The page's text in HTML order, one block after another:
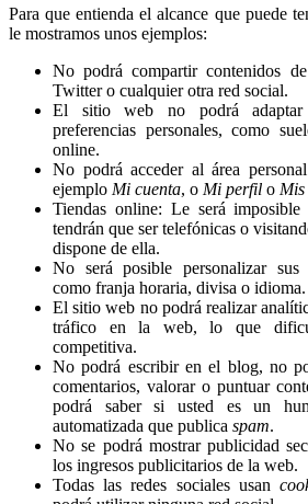
Para que entienda el alcance que puede
le mostramos unos ejemplos:
No podrá compartir contenidos
Twitter o cualquier otra red social.
El sitio web no podrá
preferencias personales, como
online.
No podrá acceder al área
ejemplo Mi cuenta, o Mi perfil o Mis
Tiendas online: Le será imposible
tendrán que ser telefónicas o
dispone de ella.
No será posible personalizar sus
como franja horaria, divisa o idioma.
El sitio web no podrá realizar
tráfico en la web, lo que
competitiva.
No podrá escribir en el blog, no
comentarios, valorar o puntuar
podrá saber si usted es un
automatizada que publica spam.
No se podrá mostrar publicidad
los ingresos publicitarios de la web.
Todas las redes sociales usan